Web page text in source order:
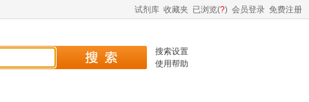
试剂库 收藏夹 已浏览(?) 会员登录 免费注册
搜索设置
使用帮助